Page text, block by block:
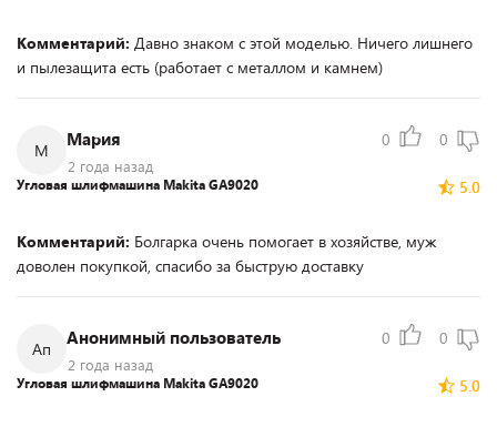
Комментарий: Давно знаком с этой моделью. Ничего лишнего
и пылезащита есть (работает с металлом и камнем)
М
Мария
2 года назад
0 0
5.0
Угловая шлифмашина Makita GA9020
Комментарий: Болгарка очень помогает в хозяйстве, муж
доволен покупкой, спасибо за быструю доставку
Ап
Анонимный пользователь
2 года назад
0 0
5.0
Угловая шлифмашина Makita GA9020